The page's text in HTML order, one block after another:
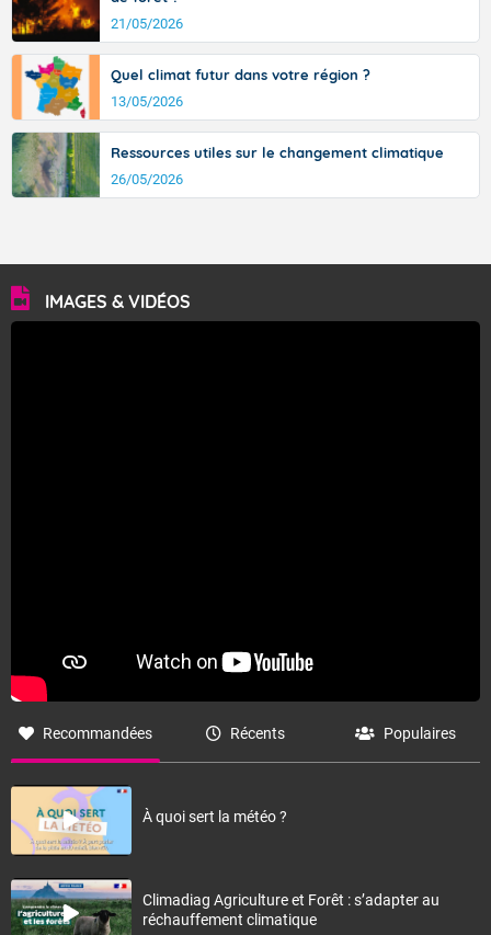
21/05/2026
Quel climat futur dans votre région ?
13/05/2026
Ressources utiles sur le changement climatique
26/05/2026
IMAGES & VIDÉOS
Recommandées Récents Populaires
À quoi sert la météo ?
Climadiag Agriculture et Forêt : s’adapter au
réchauffement climatique